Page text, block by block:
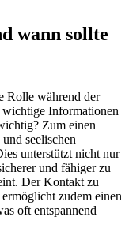
wann sollte
Rolle während der
wichtige Informationen
Zum einen
seelischen
unterstützt nicht nur
und fähiger zu
Der Kontakt zu
zudem einen
oft entspannend